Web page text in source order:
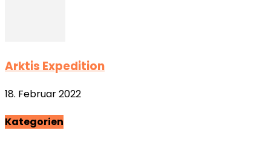
Arktis Expedition
18. Februar 2022
Kategorien